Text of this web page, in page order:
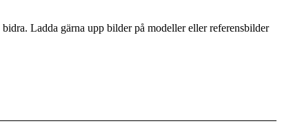
Ladda gärna upp bilder på modeller eller referensbilder